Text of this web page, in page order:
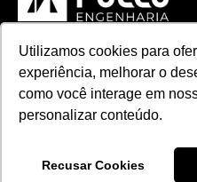
Utilizamos cookies para
experiência, melhorar o
como você interage em
personalizar conteúdo.
Recusar Cookies
Política de Qualidade
© 2024. Todos os direitos